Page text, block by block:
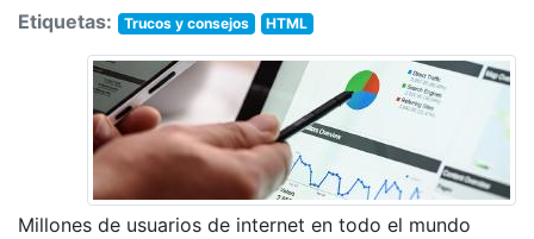
Etiquetas: Trucos y consejos HTML
Millones de usuarios de internet en todo el mundo